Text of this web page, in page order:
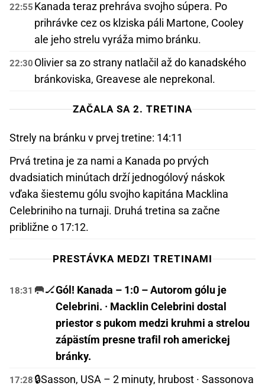
22:55 Kanada teraz prehráva svojho súpera. Po
prihrávke cez os klziska páli Martone, Cooley
ale jeho strelu vyráža mimo bránku.
22:30 Olivier sa zo strany natlačil až do kanadského
bránkoviska, Greavese ale neprekonal.
ZAČALA SA 2. TRETINA
Strely na bránku v prvej tretine: 14:11
Prvá tretina je za nami a Kanada po prvých
dvadsiatich minútach drží jednogólový náskok
vďaka šiestemu gólu svojho kapitána Macklina
Celebriniho na turnaji. Druhá tretina sa začne
približne o 17:12.
PRESTÁVKA MEDZI TRETINAMI
18:31 🥅🏒Gól! Kanada – 1:0 – Autorom gólu je
Celebrini. · Macklin Celebrini dostal
priestor s pukom medzi kruhmi a strelou
zápästím presne trafil roh americkej
bránky.
17:28 🔒Sasson, USA – 2 minuty, hrubost · Sassonova